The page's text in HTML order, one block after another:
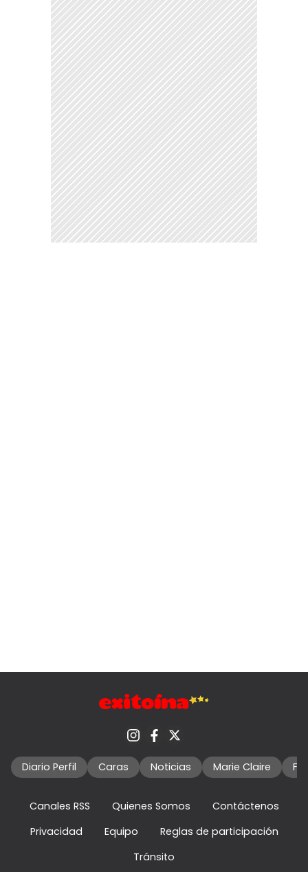
Diario Perfil Caras Noticias Marie Claire
Canales RSS Quienes Somos
Contáctenos
Privacidad
Equipo
Reglas de participación
Tránsito